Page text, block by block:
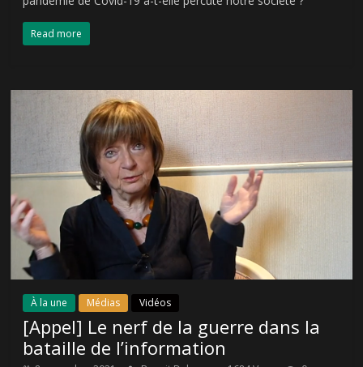
Read more
À la une Médias Vidéos
[Appel] Le nerf de la guerre dans la
bataille de l’information